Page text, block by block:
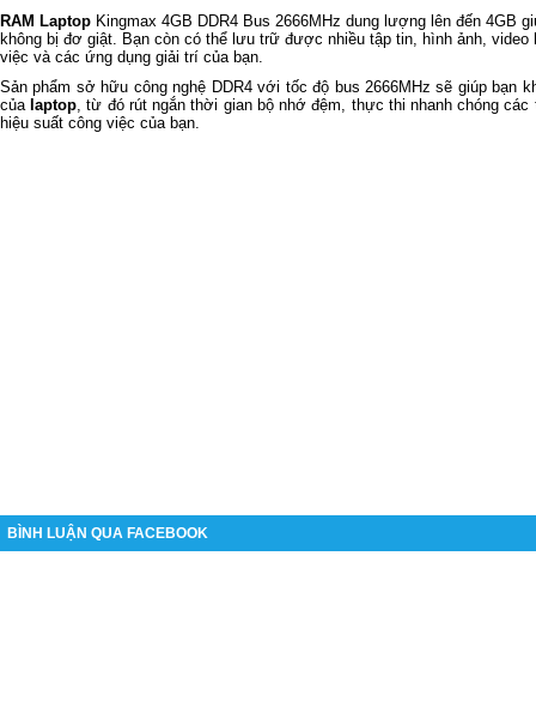
RAM Laptop Kingmax 4GB DDR4 Bus 2666MHz dung lượng lên đến 4GB
không bị đơ giật. Bạn còn có thể lưu trữ được nhiều tập tin, hình ảnh,
việc và các ứng dụng giải trí của bạn.
Sản phẩm sở hữu công nghệ DDR4 với tốc độ bus 2666MHz sẽ giúp bạn
của laptop, từ đó rút ngắn thời gian bộ nhớ đệm, thực thi nhanh chóng các
hiệu suất công việc của bạn.
BÌNH LUẬN QUA FACEBOOK